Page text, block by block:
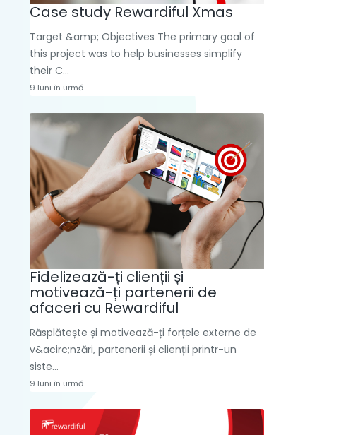
Case study Rewardiful Xmas
Target &amp; Objectives The primary goal of
this project was to help businesses simplify
their C...
9 luni în urmă
Fidelizează-ți clienții și
motivează-ți partenerii de
afaceri cu Rewardiful
Răsplătește și motivează-ți forțele externe de
v&acirc;nzări, partenerii și clienții printr-un
siste...
9 luni în urmă